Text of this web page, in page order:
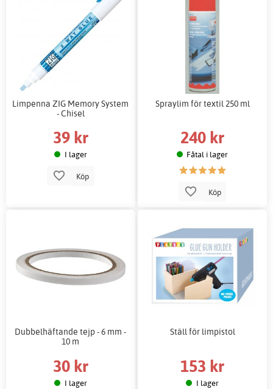
Limpenna ZIG Memory System
- Chisel
39 kr
I lager
Köp
Spraylim för textil 250 ml
240 kr
Fåtal i lager
Köp
Dubbelhäftande tejp - 6 mm -
10 m
30 kr
I lager
Ställ för limpistol
153 kr
I lager